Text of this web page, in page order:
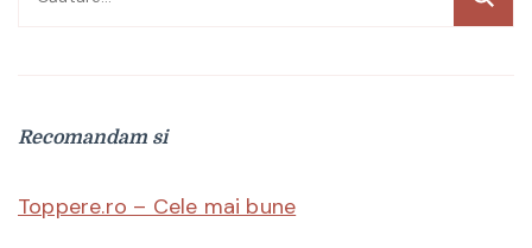
Recomandam si
Toppere.ro – Cele mai bune